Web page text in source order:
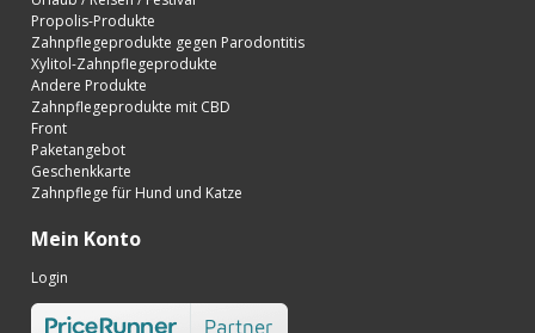
Propolis-Produkte
Zahnpflegeprodukte gegen Parodontitis
Xylitol-Zahnpflegeprodukte
Andere Produkte
Zahnpflegeprodukte mit CBD
Front
Paketangebot
Geschenkkarte
Zahnpflege für Hund und Katze
Mein Konto
Login